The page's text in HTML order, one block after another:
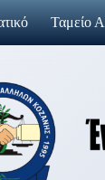
Ταμείο